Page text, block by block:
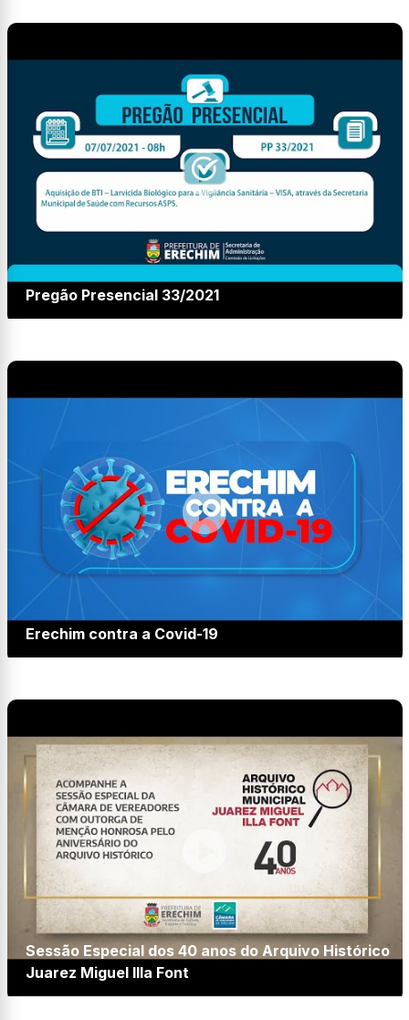
Pregão Presencial 33/2021
Erechim contra a Covid-19
Sessão Especial dos 40 anos do Arquivo Histórico
Juarez Miguel Illa Font